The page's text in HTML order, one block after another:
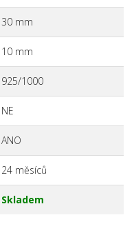
30 mm
10 mm
925/1000
NE
ANO
24 měsíců
Skladem